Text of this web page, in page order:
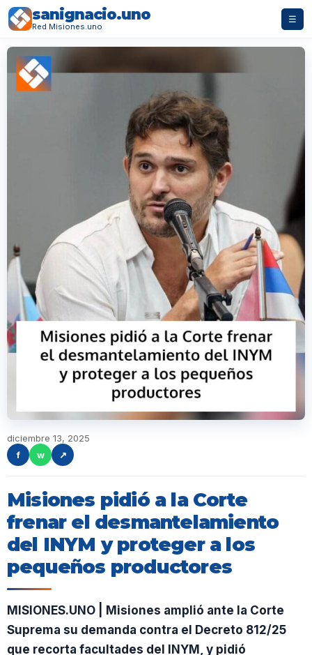
sanignacio.uno
Red Misiones.uno
☰
diciembre 13, 2025
f
w ↗
Misiones pidió a la Corte
frenar el desmantelamiento
del INYM y proteger a los
pequeños productores
MISIONES.UNO | Misiones amplió ante la Corte
Suprema su demanda contra el Decreto 812/25
que recorta facultades del INYM, y pidió